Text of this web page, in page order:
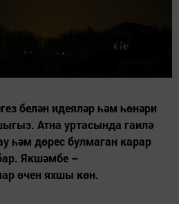
белән идеяләр һәм һөнәри
Атна уртасында гаилә
һәм дөрес булмаган карар
Якшәмбе –
өчен яхшы көн.